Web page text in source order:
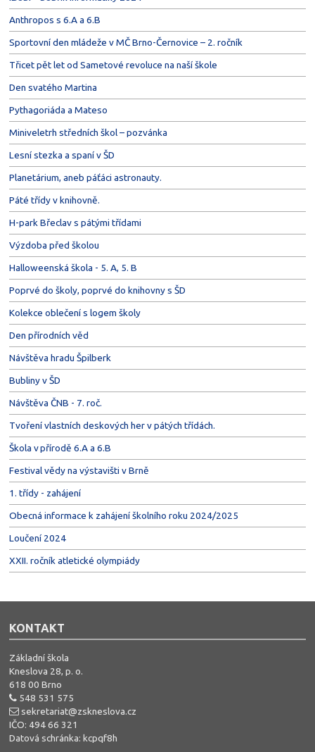
Anthropos s 6.A a 6.B
Sportovní den mládeže v MČ Brno-Černovice – 2. ročník
Třicet pět let od Sametové revoluce na naší škole
Den svatého Martina
Pythagoriáda a Mateso
Miniveletrh středních škol – pozvánka
Lesní stezka a spaní v ŠD
Planetárium, aneb páťáci astronauty.
Páté třídy v knihovně.
H-park Břeclav s pátými třídami
Výzdoba před školou
Halloweenská škola - 5. A, 5. B
Poprvé do školy, poprvé do knihovny s ŠD
Kolekce oblečení s logem školy
Den přírodních věd
Návštěva hradu Špilberk
Bubliny v ŠD
Návštěva ČNB - 7. roč.
Tvoření vlastních deskových her v pátých třídách.
Škola v přírodě 6.A a 6.B
Festival vědy na výstavišti v Brně
1. třídy - zahájení
Obecná informace k zahájení školního roku 2024/2025
Loučení 2024
XXII. ročník atletické olympiády
KONTAKT
Základní škola
Kneslova 28, p. o.
618 00 Brno
548 531 575
sekretariat@zskneslova.cz
IČO: 494 66 321
Datová schránka: kcpqf8h